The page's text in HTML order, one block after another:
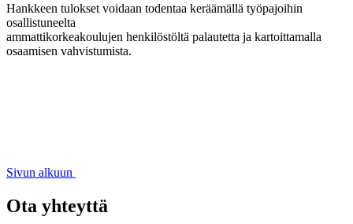
Hankkeen tulokset voidaan todentaa keräämällä työpajoihin
osallistuneelta
ammattikorkeakoulujen henkilöstöltä palautetta ja kartoittamalla
osaamisen vahvistumista.
Sivun alkuun
Ota yhteyttä